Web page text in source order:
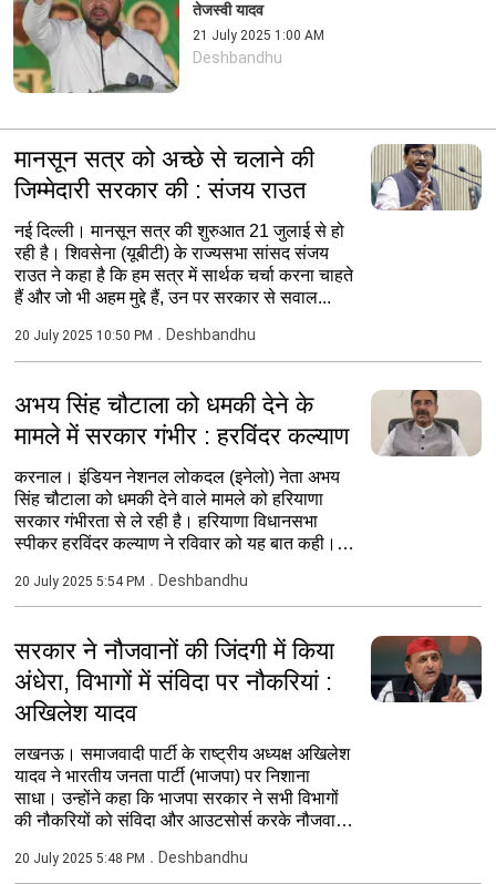
तेजस्वी यादव
21 July 2025 1:00 AM
Deshbandhu
मानसून सत्र को अच्छे से चलाने की
जिम्मेदारी सरकार की : संजय राउत
नई दिल्ली। मानसून सत्र की शुरुआत 21 जुलाई से हो
रही है। शिवसेना (यूबीटी) के राज्यसभा सांसद संजय
राउत ने कहा है कि हम सत्र में सार्थक चर्चा करना चाहते
हैं और जो भी अहम मुद्दे हैं, उन पर सरकार से सवाल...
20 July 2025 10:50 PM Deshbandhu
अभय सिंह चौटाला को धमकी देने के
मामले में सरकार गंभीर : हरविंदर कल्याण
करनाल। इंडियन नेशनल लोकदल (इनेलो) नेता अभय
सिंह चौटाला को धमकी देने वाले मामले को हरियाणा
सरकार गंभीरता से ले रही है। हरियाणा विधानसभा
स्पीकर हरविंदर कल्याण ने रविवार को यह बात कही।
20 July 2025 5:54 PM Deshbandhu
सरकार ने नौजवानों की जिंदगी में किया
अंधेरा, विभागों में संविदा पर नौकरियां :
अखिलेश यादव
लखनऊ। समाजवादी पार्टी के राष्ट्रीय अध्यक्ष अखिलेश
यादव ने भारतीय जनता पार्टी (भाजपा) पर निशाना
साधा। उन्होंने कहा कि भाजपा सरकार ने सभी विभागों
की नौकरियों को संविदा और आउटसोर्स करके नौजवानों
20 July 2025 5:48 PM Deshbandhu